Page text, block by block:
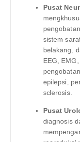
Pusat
sistem
belakang,
EEG,
epilepsi,
sclerosis.
Pusat
diagnosis